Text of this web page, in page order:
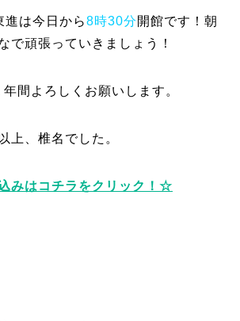
進は今日から8時30分 開館です！朝
で頑張っていきましょう！
間よろしくお願いします。
以上、椎名でした。
みはコチラをクリック！☆